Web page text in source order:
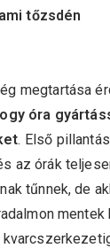
tőzsdén
megtartása
óra
. Első
az órák
tűnnek, de
mentek